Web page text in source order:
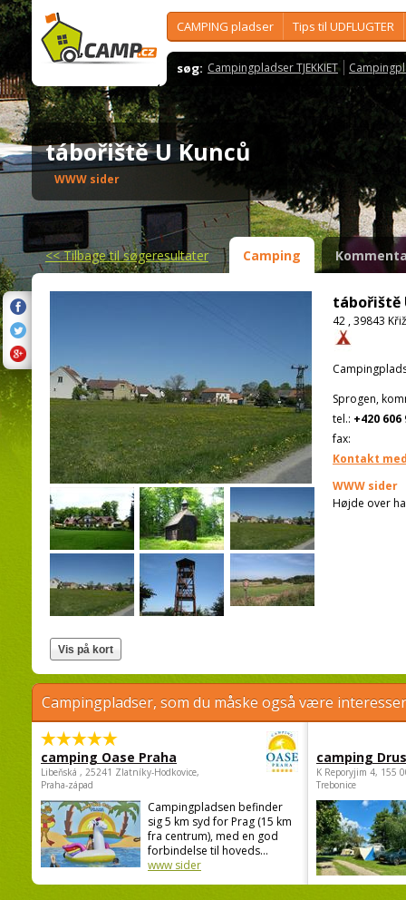
CAMPING pladser Tips til UDFLUGTER
søg: Campingpladser TJEKKIET
tábořiště U Kunců
WWW sider
<<Tilbage til søgeresultater Camping
tábořiště
42 , 39843
Sprogen,
tel.: +420 606
fax:
Kontakt
WWW sider
Højde over
Campingpladser, som du måske også være
camping Oase Praha
Libeňská , 25241 Zlatníky-Hodkovice,
Praha-západ
Campingpladsen befinder
sig 5 km syd for Prag (15 km
fra centrum), med en god
forbindelse til hoveds...
www sider
camping
K Reporyjim 4, 155
Trebonice